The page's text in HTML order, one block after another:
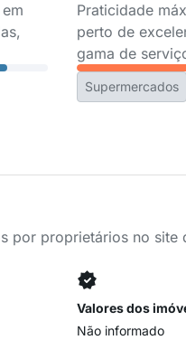
Praticidade
perto de
gama de
Supermercados
por proprietários no site
Valores dos
Não informado